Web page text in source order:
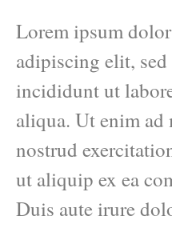
Lorem ipsum
adipiscing elit,
incididunt ut
aliqua. Ut enim
nostrud
ut aliquip ex ea
Duis aute irure